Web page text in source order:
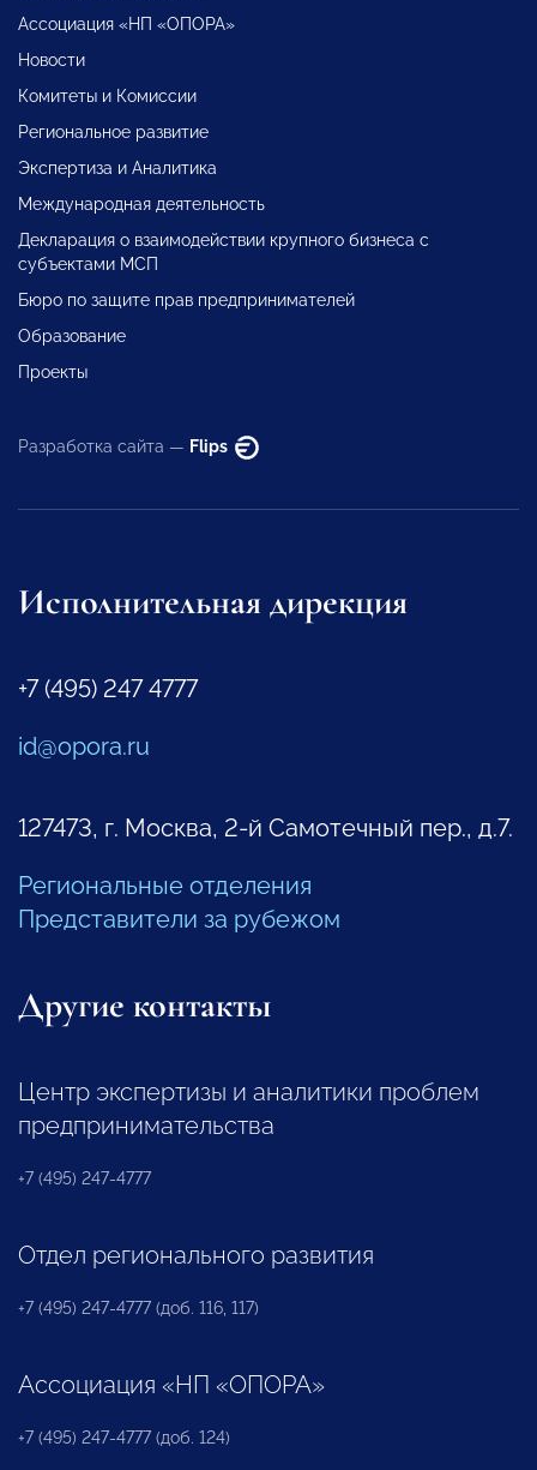
Ассоциация «НП «ОПОРА»
Новости
Комитеты и Комиссии
Региональное развитие
Экспертиза и Аналитика
Международная деятельность
Декларация о взаимодействии крупного бизнеса с
субъектами МСП
Бюро по защите прав предпринимателей
Образование
Проекты
Разработка сайта — Flips
Исполнительная дирекция
+7 (495) 247 4777
id@opora.ru
127473, г. Москва, 2-й Самотечный пер., д.7.
Региональные отделения
Представители за рубежом
Другие контакты
Центр экспертизы и аналитики проблем
предпринимательства
+7 (495) 247-4777
Отдел регионального развития
+7 (495) 247-4777 (доб. 116, 117)
Ассоциация «НП «ОПОРА»
+7 (495) 247-4777 (доб. 124)